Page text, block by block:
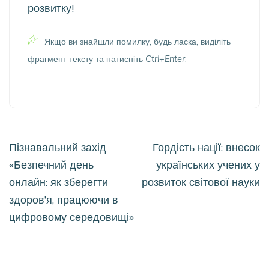
розвитку!
Якщо ви знайшли помилку, будь ласка, виділіть
фрагмент тексту та натисніть Ctrl+Enter.
Навігація
записів
Пізнавальний захід
«Безпечний день
онлайн: як зберегти
здоров’я, працюючи в
цифровому середовищі»
Гордість нації: внесок
українських учених у
розвиток світової науки